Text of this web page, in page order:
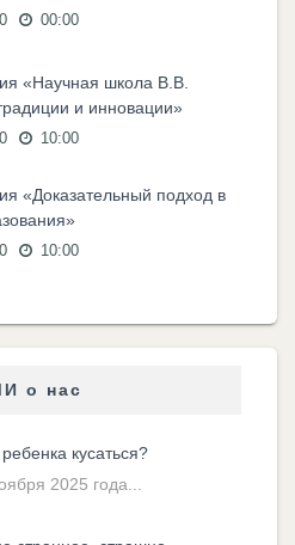
00:00
«Научная школа В.В.
и инновации»
10:00
«Доказательный подход в
10:00
о нас
кусаться?
2025 года...